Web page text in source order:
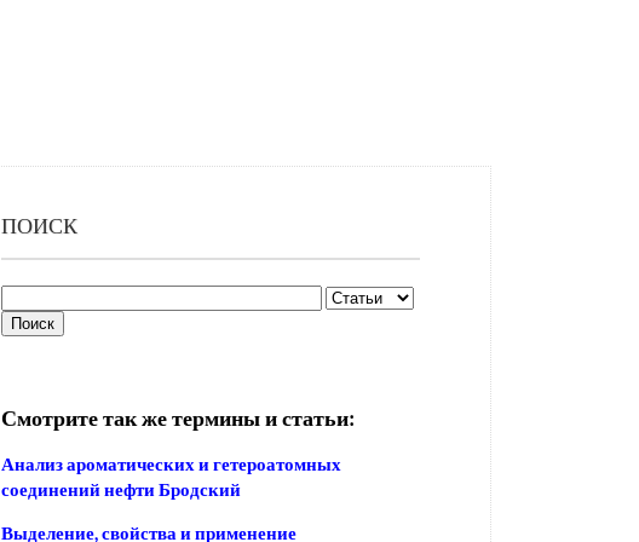
ПОИСК
Смотрите так же термины и статьи:
Анализ ароматических и гетероатомных
соединений нефти Бродский
Выделение, свойства и применение